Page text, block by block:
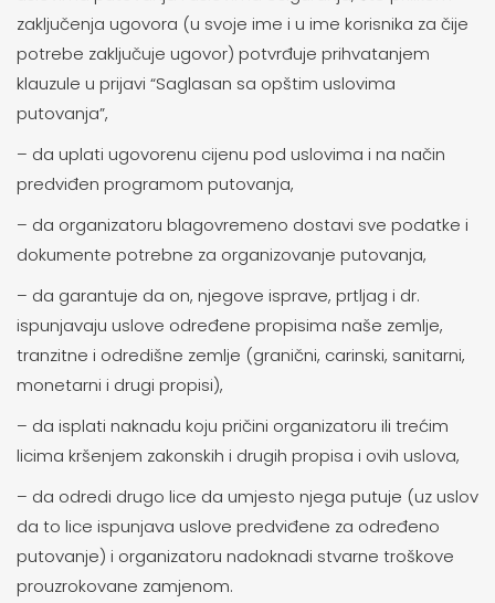
zaključenja ugovora (u svoje ime i u ime korisnika za čije
potrebe zaključuje ugovor) potvrđuje prihvatanjem
klauzule u prijavi “Saglasan sa opštim uslovima
putovanja”,
– da uplati ugovorenu cijenu pod uslovima i na način
predviđen programom putovanja,
– da organizatoru blagovremeno dostavi sve podatke i
dokumente potrebne za organizovanje putovanja,
– da garantuje da on, njegove isprave, prtljag i dr.
ispunjavaju uslove određene propisima naše zemlje,
tranzitne i odredišne zemlje (granični, carinski, sanitarni,
monetarni i drugi propisi),
– da isplati naknadu koju pričini organizatoru ili trećim
licima kršenjem zakonskih i drugih propisa i ovih uslova,
– da odredi drugo lice da umjesto njega putuje (uz uslov
da to lice ispunjava uslove predviđene za određeno
putovanje) i organizatoru nadoknadi stvarne troškove
prouzrokovane zamjenom.